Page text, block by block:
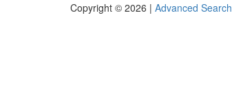
Copyright © 2026 | Advanced Search